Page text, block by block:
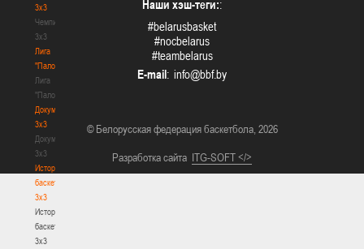
3х3
Чемпионат
3х3
Лига
"Палова"
Лига
"Палова"
Документы
3х3
Документы
3х3
История
баскетбола
3х3
История
баскетбола
3х3
Наши хэш-теги::
#belarusbasket
#nocbelarus
#teambelarus
E-mail:
© Белорусская федерация баскетбола, 2026
Разработка сайта ITG-SOFT </>